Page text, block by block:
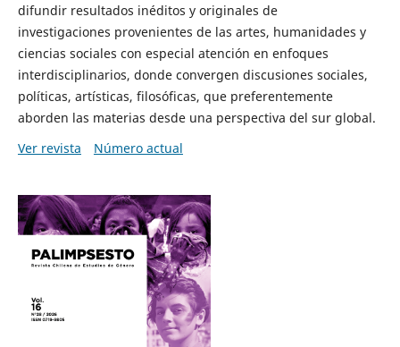
difundir resultados inéditos y originales de
investigaciones provenientes de las artes, humanidades y
ciencias sociales con especial atención en enfoques
interdisciplinarios, donde convergen discusiones sociales,
políticas, artísticas, filosóficas, que preferentemente
aborden las materias desde una perspectiva del sur global.
Ver revista
Número actual